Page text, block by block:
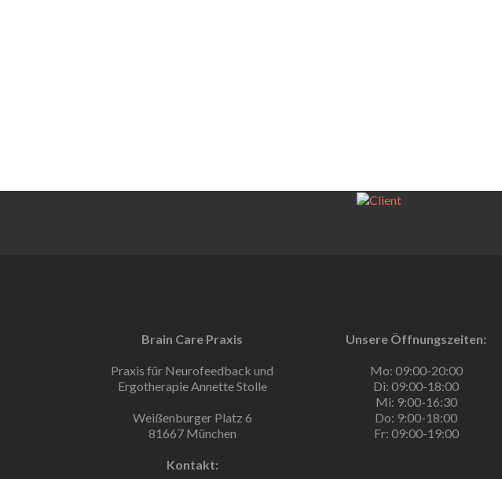
Brain Care Praxis
Praxis für Neurofeedback und
Ergotherapie Annette Stolle
Weißenburger Platz 6
81667 München
Kontakt:
Unsere Öffnungszeiten:
Mo: 09:00-20:00
Di: 09:00-18:00
Mi: 9:00-16:30
Do: 9:00-18:00
Fr: 09:00-19:00